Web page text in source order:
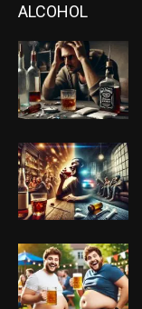
ALCOHOL